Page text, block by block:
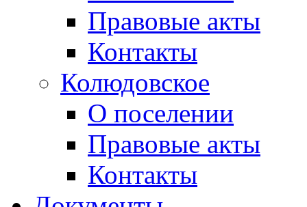
Правовые акты
Контакты
Колюдовское
О поселении
Правовые акты
Контакты